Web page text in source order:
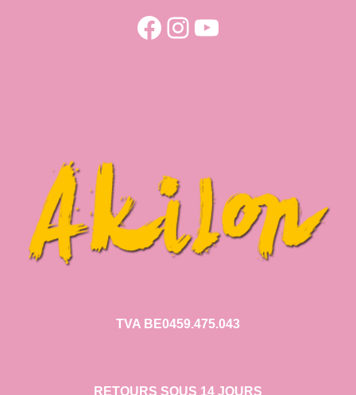
Facebook
Instagram
YouTube
TVA BE0459.475.043
RETOURS SOUS 14 JOURS